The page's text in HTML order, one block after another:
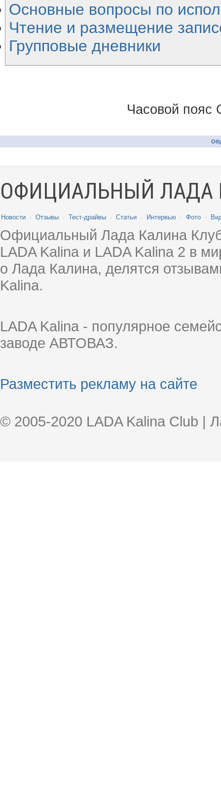
Основные вопросы по
Чтение и размещение
Групповые дневники
Часовой пояс
ОФИЦИАЛЬНЫЙ ЛАДА
Новости · Отзывы · Тест-драйвы · Статьи · Интервью · Фото ·
Официальный Лада Калина
LADA Kalina и LADA Kalina 2 в
о Лада Калина, делятся
Kalina.
LADA Kalina - популярное
заводе АВТОВАЗ.
Разместить рекламу на сайте
© 2005-2020 LADA Kalina Club |